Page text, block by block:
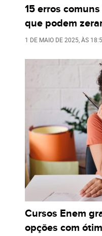
15 erros
que podem
1 DE MAIO DE 2025, ÀS
Cursos Enem
opções com